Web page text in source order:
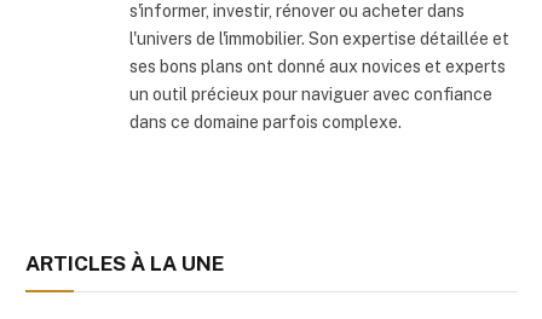
s'informer, investir, rénover ou acheter dans
l'univers de l'immobilier. Son expertise détaillée et
ses bons plans ont donné aux novices et experts
un outil précieux pour naviguer avec confiance
dans ce domaine parfois complexe.
ARTICLES À LA UNE